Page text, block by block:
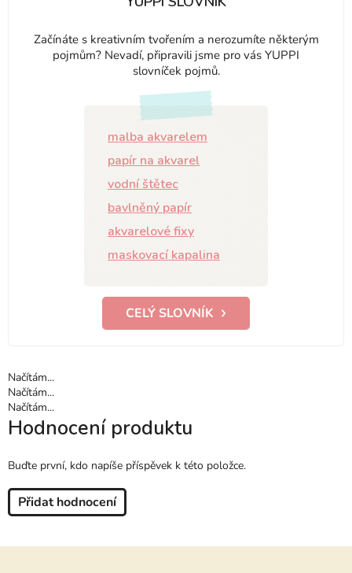
Začínáte s kreativním tvořením a nerozumíte některým
pojmům? Nevadí, připravili jsme pro vás YUPPI
slovníček pojmů.
malba akvarelem
papír na akvarel
vodní štětec
bavlněný papír
akvarelové fixy
maskovací kapalina
CELÝ SLOVNÍK
Načítám...
Načítám...
Načítám...
Hodnocení produktu
Buďte první, kdo napíše příspěvek k této položce.
Přidat hodnocení